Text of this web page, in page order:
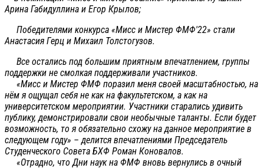
Арина Габидуллина и Егор Крылов;
Победителями конкурса «Мисс и Мистер ФМФ'22» стали
Анастасия Герц и Михаил Толстогузов.
Все остались под большим приятным впечатлением, группы
поддержки не смолкая поддерживали участников.
«Мисс и Мистер ФМФ поразил меня своей масштабностью, на
нём я ощущал себя не как на факультетском, а как на
университетском мероприятии. Участники старались удивить
публику, демонстрировали свои необычные таланты. Если будет
возможность, то я обязательно схожу на данное мероприятие в
следующем году» – делится впечатлениями Председатель
Студенческого Совета БХФ Роман Коновалов.
«Отрадно, что Дни наук на ФМФ вновь вернулись в очный